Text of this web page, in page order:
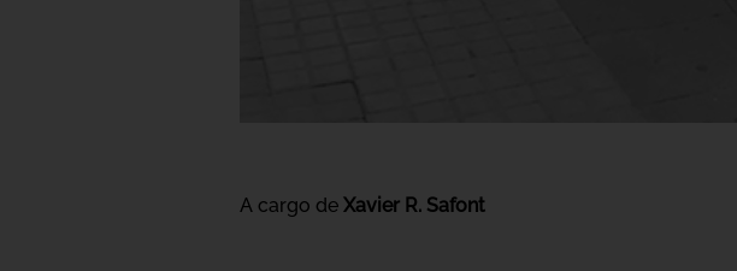
A cargo de Xavier R. Safont